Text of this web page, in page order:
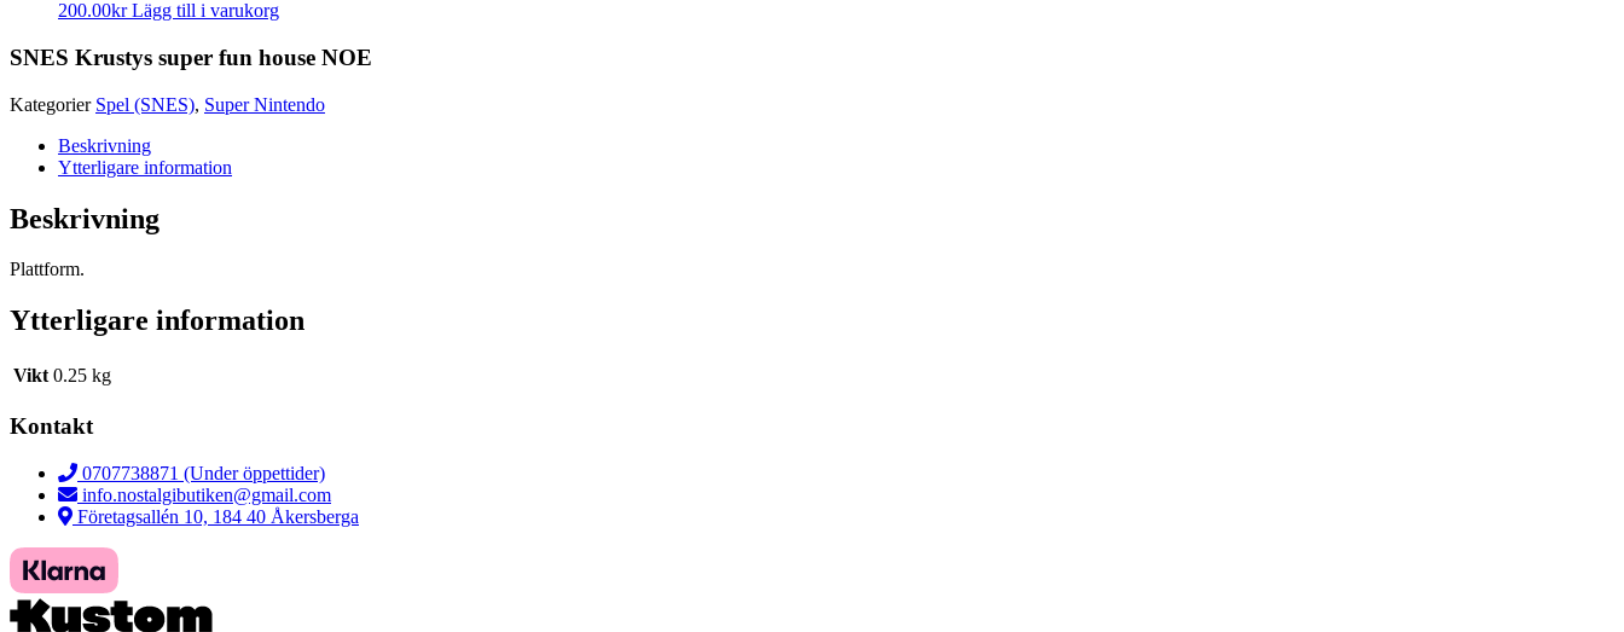
200.00kr Lägg till i varukorg
SNES Krustys super fun house NOE
Kategorier Spel (SNES), Super Nintendo
Beskrivning
Ytterligare information
Beskrivning
Plattform.
Ytterligare information
Vikt 0.25 kg
Kontakt
0707738871 (Under öppettider)
info.nostalgibutiken@gmail.com
Företagsallén 10, 184 40 Åkersberga